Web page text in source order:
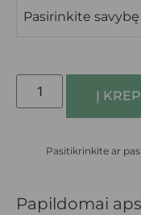
Į
Pasitikrinkite ar
Papildomai